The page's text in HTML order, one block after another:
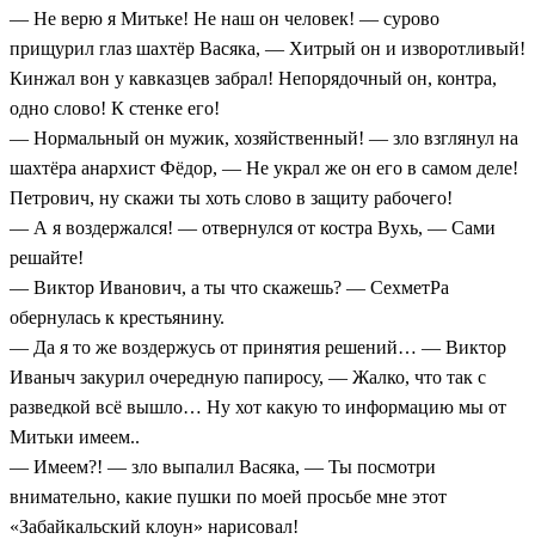
— Не верю я Митьке! Не наш он человек! — сурово
прищурил глаз шахтёр Васяка, — Хитрый он и изворотливый!
Кинжал вон у кавказцев забрал! Непорядочный он, контра,
одно слово! К стенке его!
— Нормальный он мужик, хозяйственный! — зло взглянул на
шахтёра анархист Фёдор, — Не украл же он его в самом деле!
Петрович, ну скажи ты хоть слово в защиту рабочего!
— А я воздержался! — отвернулся от костра Вухь, — Сами
решайте!
— Виктор Иванович, а ты что скажешь? — СехметРа
обернулась к крестьянину.
— Да я то же воздержусь от принятия решений… — Виктор
Иваныч закурил очередную папиросу, — Жалко, что так с
разведкой всё вышло… Ну хот какую то информацию мы от
Митьки имеем..
— Имеем?! — зло выпалил Васяка, — Ты посмотри
внимательно, какие пушки по моей просьбе мне этот
«Забайкальский клоун» нарисовал!